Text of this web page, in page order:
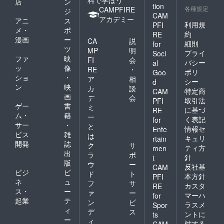
ジ
アニ
メ・
漫画
ス
ポ
ー
ツ
ファ
ッ
ショ
ン
映
像
・
映
画
ゲー
ム・
サー
ビス
開発
書
籍
・
雑
誌
出
版
ビジ
ネ
ス・
起業
ビ
ュ
ー
テ
ィ
ー
CAMPFIRE
アカデミー
CA
MP
FI
RE
ア
カ
デ
ミ
ー
と
は
説
明
会
・
相
談
会
ク
ラ
ウ
ド
フ
ァ
ン
デ
ィ
サ
ポ
ー
ト
サ
ー
ビ
ス
tion
CAM
PFI
RE
for
Soci
al
Goo
d
CAM
PFI
RE
for
Ente
rtain
men
t
CAM
PFI
RE
for
Spor
ts
各種規定
利用規
約
細則
プライ
バシー
ポリ
シー
特定商
取引法
に基づ
く表記
情報セ
キュリ
ティ方
針
反社基
本方針
カスタ
マーハ
ラスメ
ントに